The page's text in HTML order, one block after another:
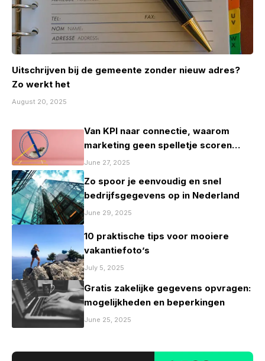
Uitschrijven bij de gemeente zonder nieuw adres?
Zo werkt het
August 20, 2025
Van KPI naar connectie, waarom
marketing geen spelletje scoren
mag zijn
June 27, 2025
Zo spoor je eenvoudig en snel
bedrijfsgegevens op in Nederland
June 29, 2025
10 praktische tips voor mooiere
vakantiefoto’s
July 5, 2025
Gratis zakelijke gegevens opvragen:
mogelijkheden en beperkingen
June 25, 2025